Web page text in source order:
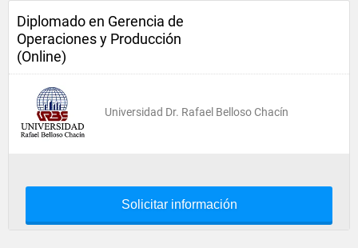
Diplomado en Gerencia de
Operaciones y Producción
(Online)
Universidad Dr. Rafael Belloso Chacín
Solicitar información